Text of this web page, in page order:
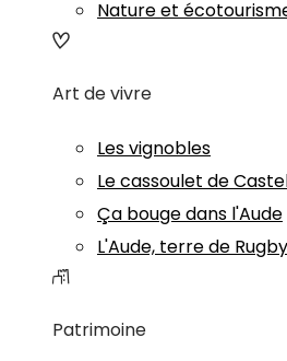
Nature et
Art de vivre
Les vignobles
Le cassoulet de
Ça bouge dans l'Aude
L'Aude, terre de Rugby
Patrimoine